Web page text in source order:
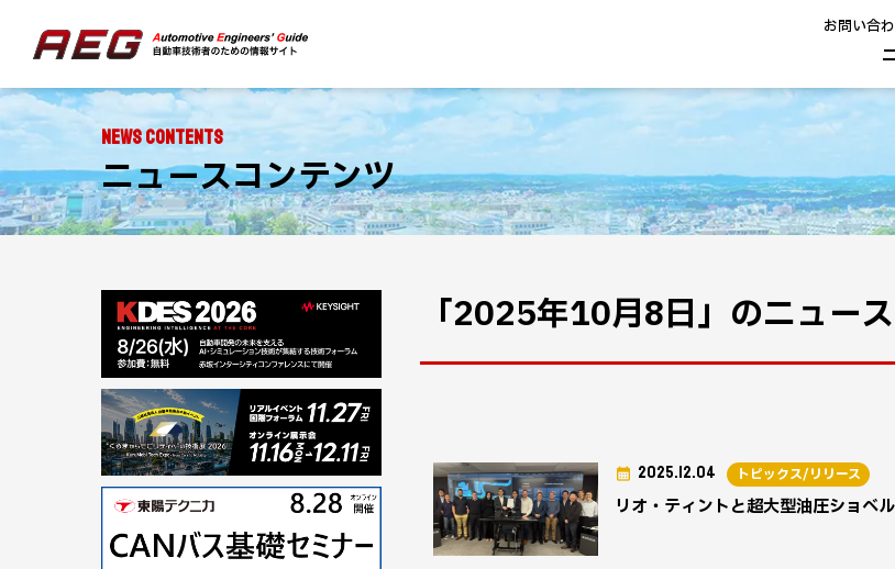
お問い合
NEWS CONTENTS
ニュースコンテンツ
「2025年10月8日」のニュー
リオ・ティントと超大型油圧ショベ
2025.12.04 トピックス/リリース